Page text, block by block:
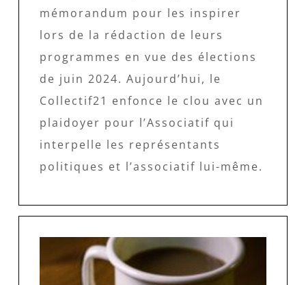
mémorandum pour les inspirer
lors de la rédaction de leurs
programmes en vue des élections
de juin 2024. Aujourd’hui, le
Collectif21 enfonce le clou avec un
plaidoyer pour l’Associatif qui
interpelle les représentants
politiques et l’associatif lui-même.